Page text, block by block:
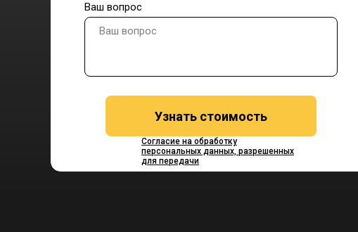
Ваш вопрос
Узнать стоимость
Согласие на обработку
персональных данных, разрешенных
для передачи